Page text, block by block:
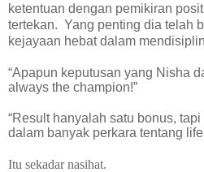
ketentuan dengan pemikiran
tertekan. Yang penting dia telah
kejayaan hebat dalam
“Apapun keputusan yang Nisha
always the champion!”
“Result hanyalah satu bonus,
dalam banyak perkara tentang
Itu sekadar nasihat.